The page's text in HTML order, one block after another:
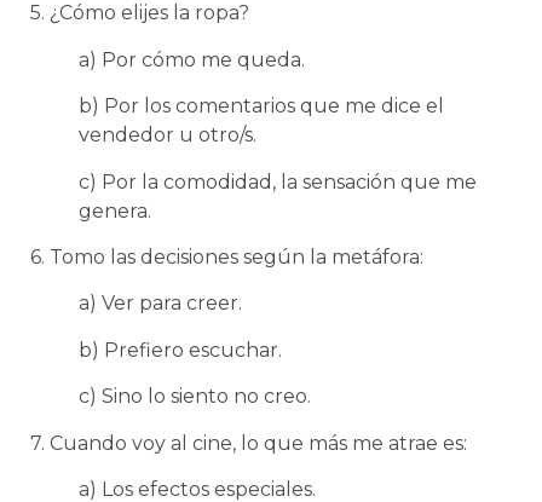
5. ¿Cómo elijes la ropa?
a) Por cómo me queda.
b) Por los comentarios que me dice el
vendedor u otro/s.
c) Por la comodidad, la sensación que me
genera.
6. Tomo las decisiones según la metáfora:
a) Ver para creer.
b) Prefiero escuchar.
c) Sino lo siento no creo.
7. Cuando voy al cine, lo que más me atrae es:
a) Los efectos especiales.